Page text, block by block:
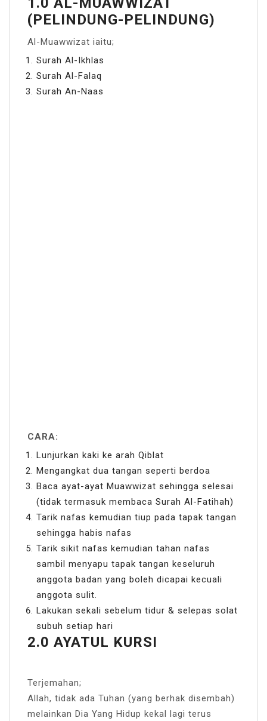
(PELINDUNG-PELINDUNG)
Al-Muawwizat iaitu;
Surah Al-Ikhlas
Surah Al-Falaq
Surah An-Naas
CARA:
Lunjurkan kaki ke arah Qiblat
Mengangkat dua tangan seperti berdoa
Baca ayat-ayat Muawwizat sehingga selesai
(tidak termasuk membaca Surah Al-Fatihah)
Tarik nafas kemudian tiup pada tapak tangan
sehingga habis nafas
Tarik sikit nafas kemudian tahan nafas
sambil menyapu tapak tangan keseluruh
anggota badan yang boleh dicapai kecuali
anggota sulit.
Lakukan sekali sebelum tidur & selepas solat
subuh setiap hari
2.0 AYATUL KURSI
Terjemahan;
Allah, tidak ada Tuhan (yang berhak disembah)
melainkan Dia Yang Hidup kekal lagi terus